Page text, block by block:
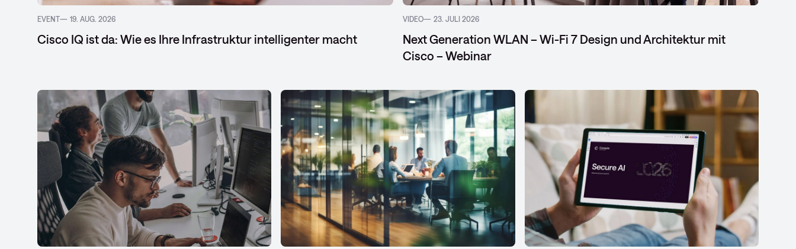
EVENT 19. AUG. 2026
Cisco IQ ist da: Wie es Ihre Infrastruktur intelligenter macht
VIDEO 23. JULI 2026
Next Generation WLAN – Wi-Fi 7 Design und Architektur mit
Cisco – Webinar